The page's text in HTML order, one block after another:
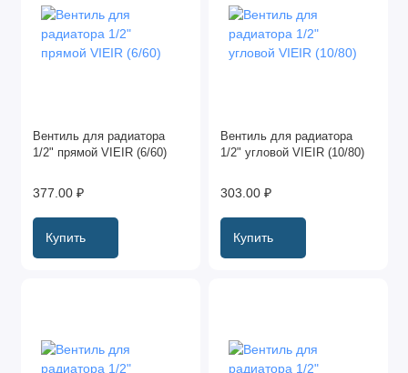
Вентиль для радиатора
1/2" прямой VIEIR (6/60)
377.00 ₽
Купить
Вентиль для радиатора
1/2" угловой VIEIR (10/80)
303.00 ₽
Купить